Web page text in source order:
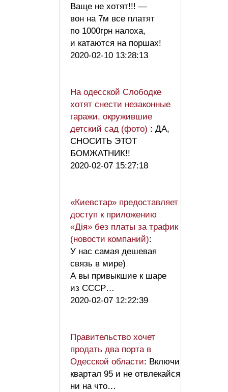
Ваще не хотят!!! —
вон на 7м все платят
по 1000грн налоха,
и катаются на поршах!
2020-02-10 13:28:13
На одесской Слободке
хотят снести незаконные
гаражи, окружившие
детский сад (фото) : ДА,
СНОСИТЬ ЭТОТ
БОМЖАТНИК!!
2020-02-07 15:27:18
«Киевстар» предоставляет
доступ к приложению
«Дія» без платы за трафик
(новости компаний):
У нас самая дешевая
связь в мире)
А вы привыкшие к шаре
из СССР…
2020-02-07 12:22:39
Правительство хочет
продать два порта в
Одесской области: Включи
квартал 95 и не отвлекайся
ни на что…